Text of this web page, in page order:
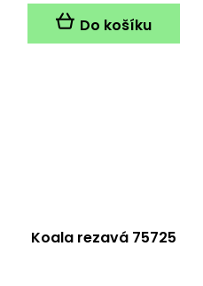
Do košíku
Koala rezavá 75725